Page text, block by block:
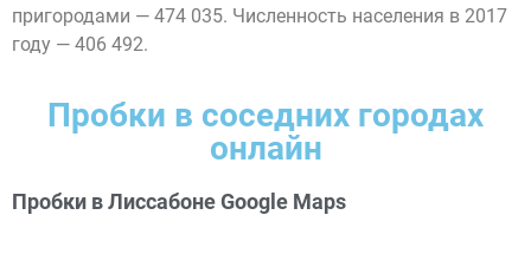
пригородами — 474 035. Численность населения в 2017
году — 406 492.
Пробки в соседних городах
онлайн
Пробки в Лиссабоне Google Maps